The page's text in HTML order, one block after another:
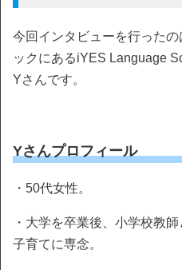
今回インタビューを行った
ックにあるiYES Language
Yさんです。
Yさんプロフィール
・50代女性。
・大学を卒業後、小学校教
子育てに専念。